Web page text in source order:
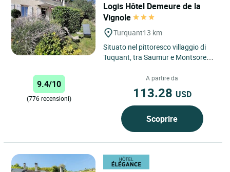
Logis Hôtel Demeure de la
Vignole
Turquant13 km
Situato nel pittoresco villaggio di
Tuquant, tra Saumur e Montsoreau,
Vignole offre un'esperienza...
9.4/10
(776 recensioni)
A partire da
113.28 USD
Scoprire